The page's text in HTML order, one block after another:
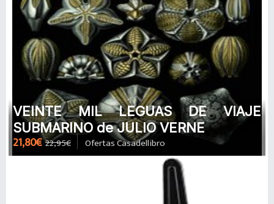
VEINTE MIL LEGUAS DE VIAJE
SUBMARINO de JULIO VERNE
21,80€ 22,95€ Ofertas Casadellibro